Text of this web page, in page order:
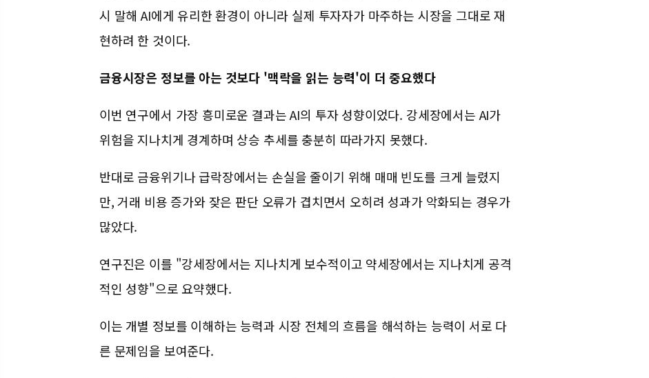
시 말해 AI에게 유리한 환경이 아니라 실제 투자자가 마주하는 시장을 그대로 재
현하려 한 것이다.
금융시장은 정보를 아는 것보다 '맥락을 읽는 능력'이 더 중요했다
이번 연구에서 가장 흥미로운 결과는 AI의 투자 성향이었다. 강세장에서는 AI가
위험을 지나치게 경계하며 상승 추세를 충분히 따라가지 못했다.
반대로 금융위기나 급락장에서는 손실을 줄이기 위해 매매 빈도를 크게 늘렸지
만, 거래 비용 증가와 잦은 판단 오류가 겹치면서 오히려 성과가 악화되는 경우가
많았다.
연구진은 이를 "강세장에서는 지나치게 보수적이고 약세장에서는 지나치게 공격
적인 성향"으로 요약했다.
이는 개별 정보를 이해하는 능력과 시장 전체의 흐름을 해석하는 능력이 서로 다
른 문제임을 보여준다.